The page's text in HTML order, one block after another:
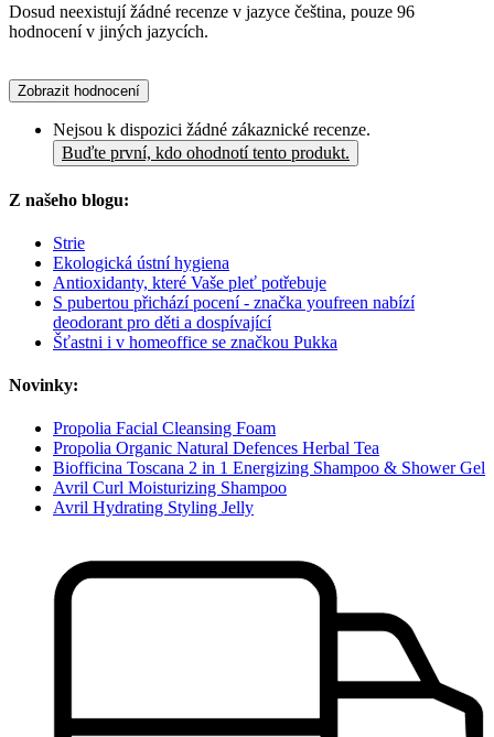
Dosud neexistují žádné recenze v jazyce čeština, pouze 96
hodnocení v jiných jazycích.
Zobrazit hodnocení
Nejsou k dispozici žádné zákaznické recenze.
Buďte první, kdo ohodnotí tento produkt.
Z našeho blogu:
Strie
Ekologická ústní hygiena
Antioxidanty, které Vaše pleť potřebuje
S pubertou přichází pocení - značka youfreen nabízí
deodorant pro děti a dospívající
Šťastni i v homeoffice se značkou Pukka
Novinky:
Propolia Facial Cleansing Foam
Propolia Organic Natural Defences Herbal Tea
Biofficina Toscana 2 in 1 Energizing Shampoo & Shower Gel
Avril Curl Moisturizing Shampoo
Avril Hydrating Styling Jelly